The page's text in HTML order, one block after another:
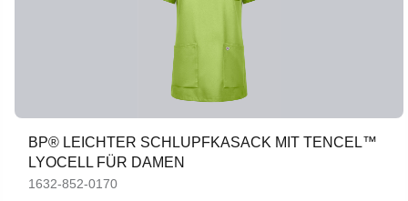
BP® LEICHTER SCHLUPFKASACK MIT TENCEL™
LYOCELL FÜR DAMEN
1632-852-0170